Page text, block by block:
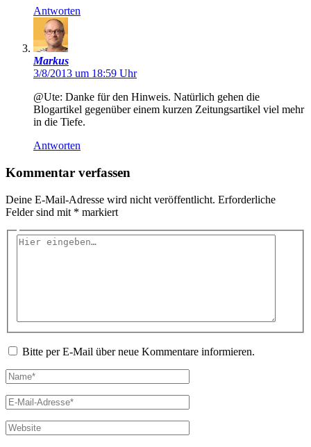
Antworten
Markus
3/8/2013 um 18:59 Uhr
@Ute: Danke für den Hinweis. Natürlich gehen die
Blogartikel gegenüber einem kurzen Zeitungsartikel viel mehr
in die Tiefe.
Antworten
Kommentar verfassen
Deine E-Mail-Adresse wird nicht veröffentlicht. Erforderliche
Felder sind mit * markiert
Hier
Bitte per E-Mail über neue Kommentare informieren.
Name*
E-
Mail-
Adresse*
Website